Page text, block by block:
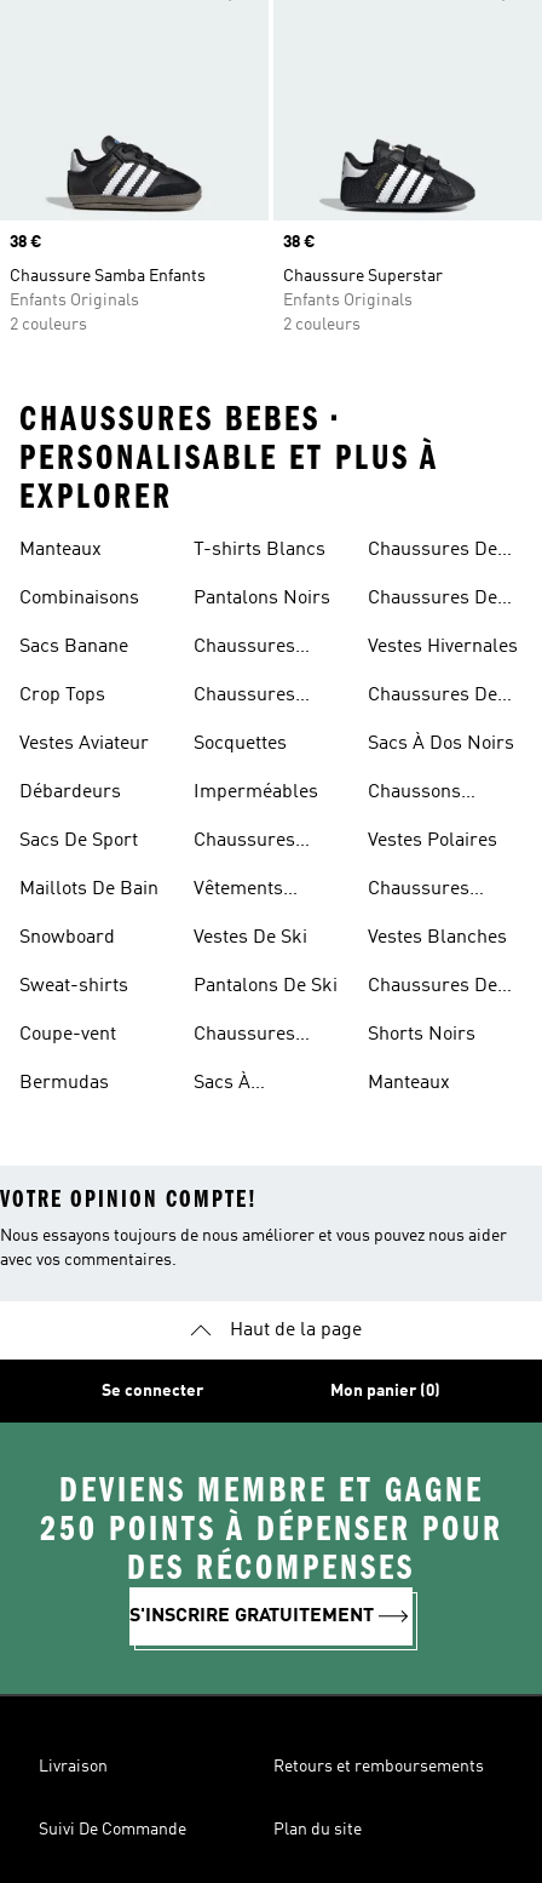
Prix
38 €
Chaussure Samba Enfants
Enfants Originals
2 couleurs
Prix
38 €
Chaussure Superstar
Enfants Originals
2 couleurs
CHAUSSURES BEBES •
PERSONALISABLE ET PLUS À
EXPLORER
Manteaux
Combinaisons
Sacs Banane
Crop Tops
Vestes Aviateur
Débardeurs
Sacs De Sport
Maillots De Bain
Snowboard
Sweat-shirts
Coupe-vent
Bermudas
T-shirts Blancs
Pantalons Noirs
Chaussures
Chaussures
Socquettes
Imperméables
Chaussures
Vêtements
Vestes De Ski
Pantalons De Ski
Chaussures
Sacs À
Chaussures De
Chaussures De
Vestes Hivernales
Chaussures De
Sacs À Dos Noirs
Chaussons
Vestes Polaires
Chaussures
Vestes Blanches
Chaussures De
Shorts Noirs
Manteaux
VOTRE OPINION COMPTE!
Nous essayons toujours de nous améliorer et vous pouvez nous aider
avec vos commentaires.
Haut de la page
Se connecter Mon panier (0)
DEVIENS MEMBRE ET GAGNE
250 POINTS À DÉPENSER POUR
DES RÉCOMPENSES
S'INSCRIRE GRATUITEMENT
Livraison Retours et remboursements
Suivi De Commande Plan du site